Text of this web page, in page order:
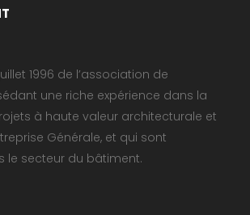
1996 de l’association de
une riche expérience dans la
à haute valeur architecturale et
Générale, et qui sont
le secteur du bâtiment.